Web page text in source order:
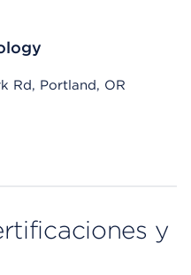
Rd, Portland, OR
on mobile devices
y